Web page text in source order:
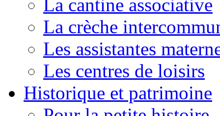
La cantine associative
La crèche
Les assistantes
Les centres de loisirs
Historique et patrimoine